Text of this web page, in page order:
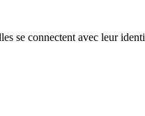
se connectent avec leur